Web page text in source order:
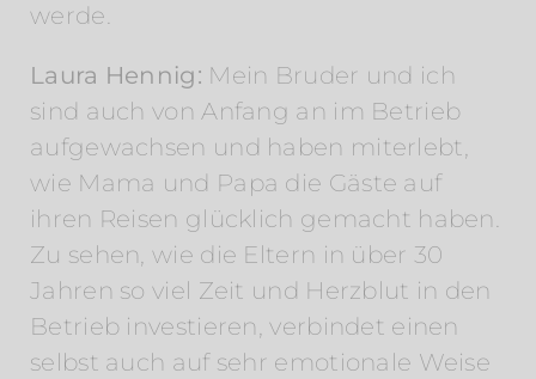
werde.
Laura Hennig: Mein Bruder und ich
sind auch von Anfang an im Betrieb
aufgewachsen und haben miterlebt,
wie Mama und Papa die Gäste auf
ihren Reisen glücklich gemacht haben.
Zu sehen, wie die Eltern in über 30
Jahren so viel Zeit und Herzblut in den
Betrieb investieren, verbindet einen
selbst auch auf sehr emotionale Weise